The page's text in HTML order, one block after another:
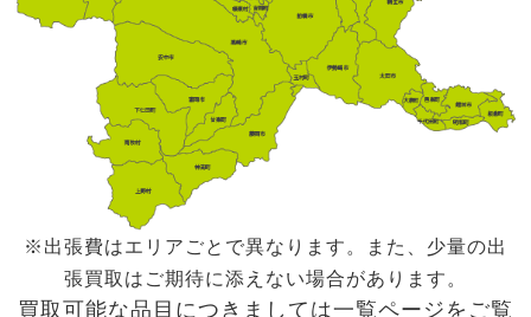
※出張費はエリアごとで異なります。また、少量の出
張買取はご期待に添えない場合があります。
買取可能な品目につきましては一覧ページをご覧